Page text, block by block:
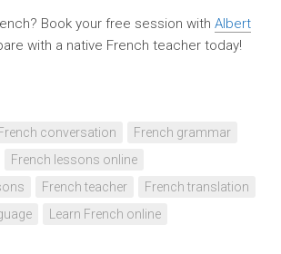
Book your free session with Albert
with a native French teacher today!
French conversation
French grammar
French lessons online
French teacher
French translation
Learn French online